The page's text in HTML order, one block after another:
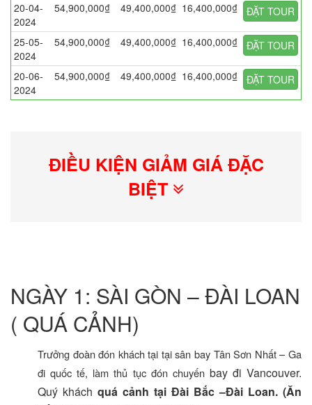
20-04-
2024
54,900,000₫ 49,400,000₫ 16,400,000₫ ĐẶT TOUR
25-05-
2024
54,900,000₫ 49,400,000₫ 16,400,000₫ ĐẶT TOUR
20-06-
2024
54,900,000₫ 49,400,000₫ 16,400,000₫ ĐẶT TOUR
ĐIỀU KIỆN GIẢM GIÁ ĐẶC
BIỆT
NGÀY 1: SÀI GÒN – ĐÀI LOAN
( QUÁ CẢNH)
Trưởng đoàn đón khách tại tại sân bay Tân Sơn Nhất – Ga
đi quốc tế, làm thủ tục đón chuyến bay đi Vancouver.
Quý khách quá cảnh tại Đài Bắc –Đài Loan. (Ăn